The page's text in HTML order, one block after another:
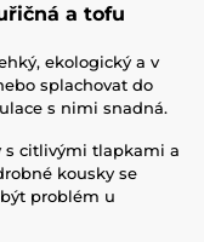
a tofu
ekologický a v
splachovat do
s nimi snadná.
s citlivými tlapkami a
kousky se
problém u